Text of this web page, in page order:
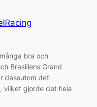
bra och
Brasiliens Grand
dessutom det
vilket gjorde det hela